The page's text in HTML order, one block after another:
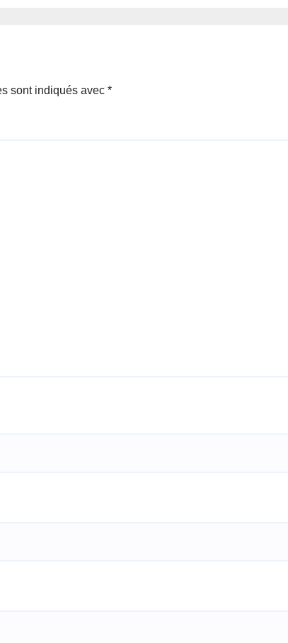
sont indiqués avec *